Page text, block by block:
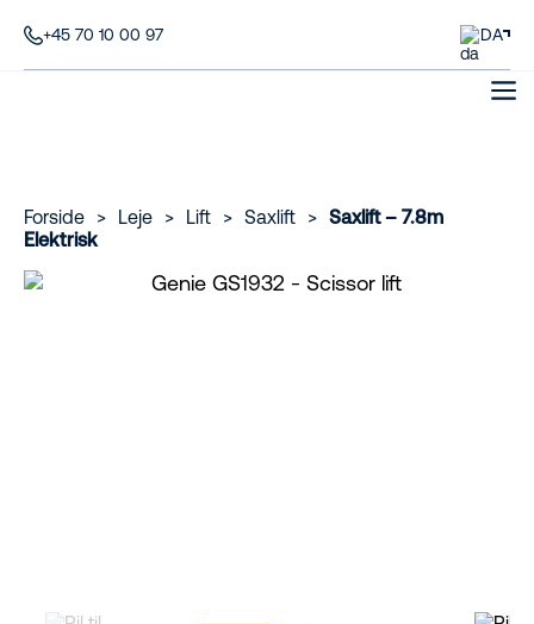
+45 70 10 00 97 DA
Forside > Leje > Lift > Saxlift > Saxlift – 7.8m
Elektrisk